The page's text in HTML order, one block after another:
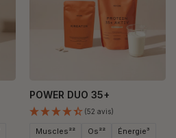
POWER DUO 35+
(52 avis)
Muscles²² Os²²
Énergie³